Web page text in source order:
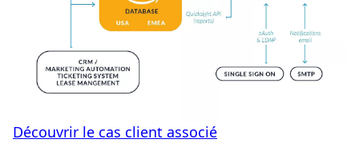
Découvrir le cas client associé